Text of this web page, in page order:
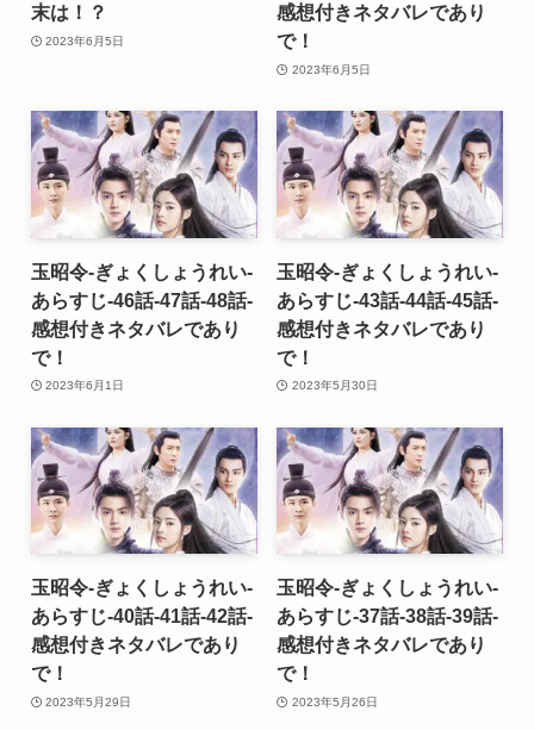
末は！？
2023年6月5日
感想付きネタバレであり
で！
2023年6月5日
玉昭令-ぎょくしょうれい-
あらすじ-46話-47話-48話-
感想付きネタバレであり
で！
2023年6月1日
玉昭令-ぎょくしょうれい-
あらすじ-43話-44話-45話-
感想付きネタバレであり
で！
2023年5月30日
玉昭令-ぎょくしょうれい-
あらすじ-40話-41話-42話-
感想付きネタバレであり
で！
2023年5月29日
玉昭令-ぎょくしょうれい-
あらすじ-37話-38話-39話-
感想付きネタバレであり
で！
2023年5月26日